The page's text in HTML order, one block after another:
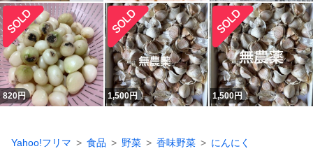
820円 1,500円 1,500円
Yahoo!フリマ 食品 野菜 香味野菜 にんにく